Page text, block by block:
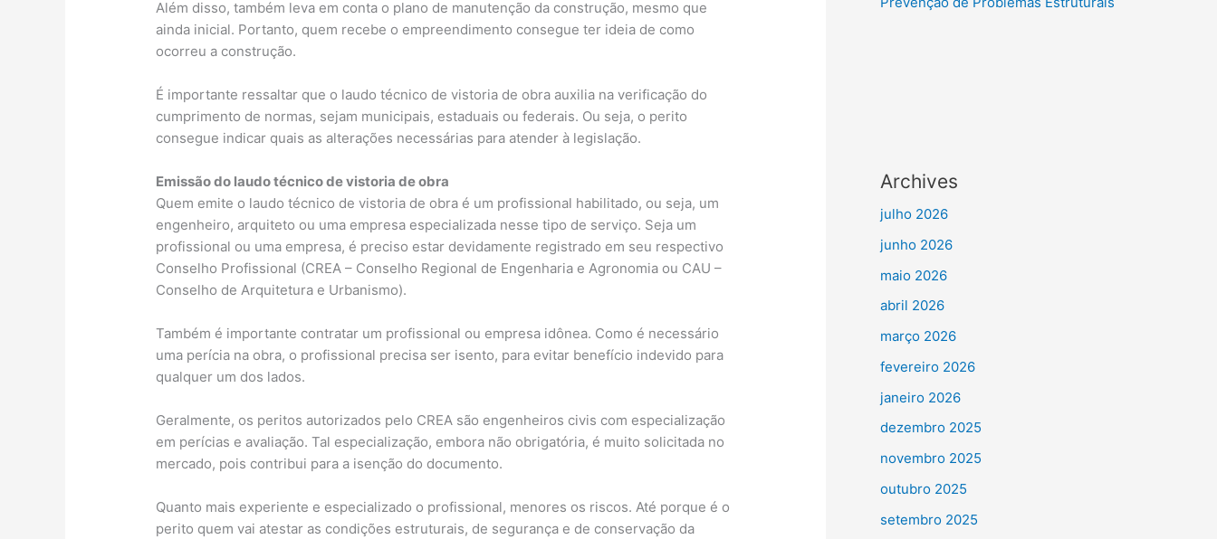
Além disso, também leva em conta o plano de manutenção da construção, mesmo que
ainda inicial. Portanto, quem recebe o empreendimento consegue ter ideia de como
ocorreu a construção.
É importante ressaltar que o laudo técnico de vistoria de obra auxilia na verificação do
cumprimento de normas, sejam municipais, estaduais ou federais. Ou seja, o perito
consegue indicar quais as alterações necessárias para atender à legislação.
Emissão do laudo técnico de vistoria de obra
Quem emite o laudo técnico de vistoria de obra é um profissional habilitado, ou seja, um
engenheiro, arquiteto ou uma empresa especializada nesse tipo de serviço. Seja um
profissional ou uma empresa, é preciso estar devidamente registrado em seu respectivo
Conselho Profissional (CREA – Conselho Regional de Engenharia e Agronomia ou CAU –
Conselho de Arquitetura e Urbanismo).
Também é importante contratar um profissional ou empresa idônea. Como é necessário
uma perícia na obra, o profissional precisa ser isento, para evitar benefício indevido para
qualquer um dos lados.
Geralmente, os peritos autorizados pelo CREA são engenheiros civis com especialização
em perícias e avaliação. Tal especialização, embora não obrigatória, é muito solicitada no
mercado, pois contribui para a isenção do documento.
Quanto mais experiente e especializado o profissional, menores os riscos. Até porque é o
perito quem vai atestar as condições estruturais, de segurança e de conservação da
Archives
julho 2026
junho 2026
maio 2026
abril 2026
março 2026
fevereiro 2026
janeiro 2026
dezembro 2025
novembro 2025
outubro 2025
setembro 2025